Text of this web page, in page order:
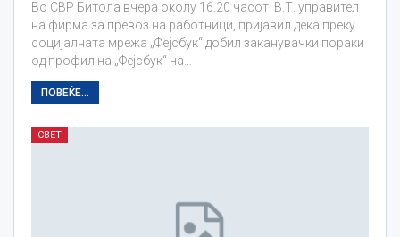
Во СВР Битола вчера околу 16.20 часот В.Т. управител
на фирма за превоз на работници, пријавил дека преку
социјалната мрежа „Фејсбук“ добил заканувачки пораки
од профил на „Фејсбук“ на…
ПОВЕЌЕ...
СВЕТ